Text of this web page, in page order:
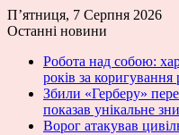
П’ятниця, 7 Серпня 2026
Останні новини
Робота над собою:
років за коригування
Збили «Герберу»
показав унікальне
Ворог атакував